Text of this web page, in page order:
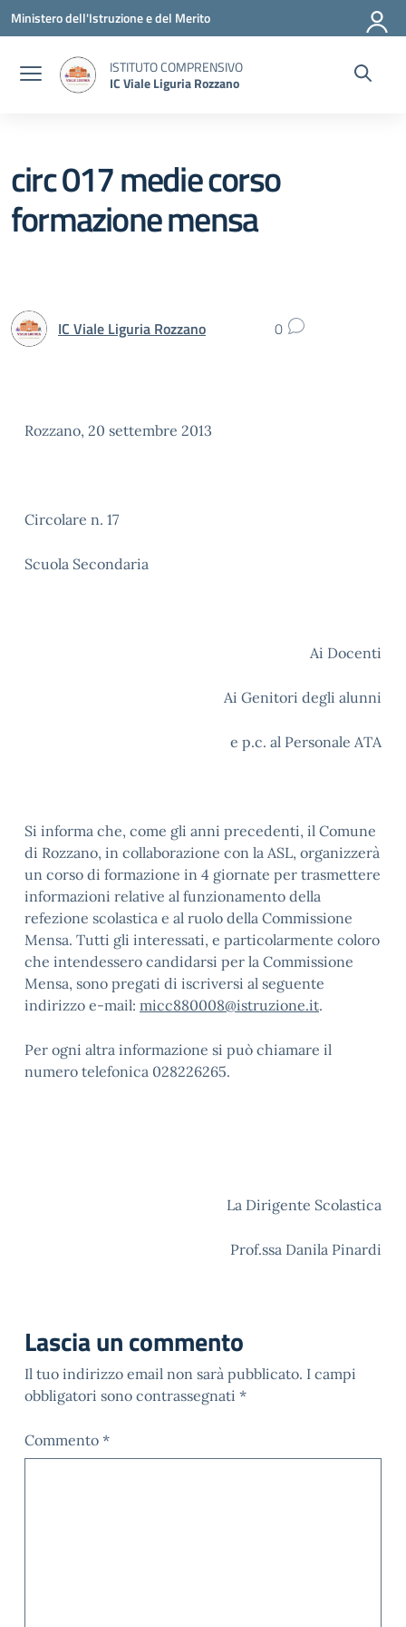
Vai ai contenuti
Vai al menu di navigazione
Vai al footer
Ministero dell'Istruzione e del Merito
ISTITUTO COMPRENSIVO
IC Viale Liguria Rozzano
circ 017 medie corso
formazione mensa
IC Viale Liguria Rozzano 0
Rozzano, 20 settembre 2013
Circolare n. 17
Scuola Secondaria
Ai Docenti
Ai Genitori degli alunni
e p.c. al Personale ATA
Si informa che, come gli anni precedenti, il Comune
di Rozzano, in collaborazione con la ASL, organizzerà
un corso di formazione in 4 giornate per trasmettere
informazioni relative al funzionamento della
refezione scolastica e al ruolo della Commissione
Mensa. Tutti gli interessati, e particolarmente coloro
che intendessero candidarsi per la Commissione
Mensa, sono pregati di iscriversi al seguente
indirizzo e-mail: micc880008@istruzione.it.
Per ogni altra informazione si può chiamare il
numero telefonica 028226265.
La Dirigente Scolastica
Prof.ssa Danila Pinardi
Lascia un commento
Il tuo indirizzo email non sarà pubblicato. I campi
obbligatori sono contrassegnati *
Commento *